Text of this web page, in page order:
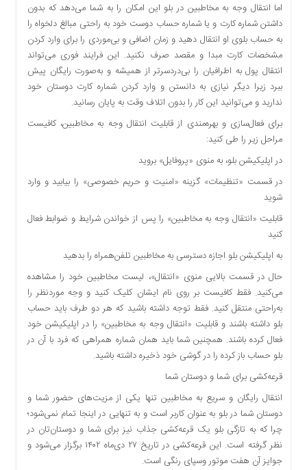
جامعه
گرایی
رسید
اخبار
سایت
اجتماعی
اقتصادی
فرهنگ
بین
الملل
یادداشت
چند
رسانه
یادداشت
اما انتقال وجه به مخاطبین در بلو این امکان را به شما می‌دهد که بدون
داشتن شماره‌ کارت و یا شماره حساب دوست خود به راحتی مبالغ دلخواه را
به حساب بلوی او انتقال دهید و زمان اضافی و بی‌موردی را برای وارد کردن
مشخصات کارت مبدا و مقصد صرف نکنید. این فرایند فوری می‌تواند
انتقال‌ پول به اطرافیان را بی‌دردسرتر از همیشه و به‌صورت رایگان پیش
ببرد زیرا دیگر نیازی به دانستن و وارد کردن شماره ‌کارت دوستان خود
ندارید و می‌توانید این کار را بدون اتلاف وقت به پایان رسانید.
برای فعال‌سازی و بهره‌مندی از قابلیت انتقال وجه به مخاطبین، کافیست
مراحل زیر را طی کنید:
در اپلیکیشن بلو، به منوی «پروفایل» بروید
در قسمت «تنظیمات» گزینه «امنیت و حریم خصوصی» را بیابید و وارد
شوید
قابلیت «انتقال وجه به مخاطبین» را پس از خواندن شرایط و ضوابط فعال
کنید
به اپلیکیشن بلو اجازه دسترسی به مخاطبین تلفن‌همراه را بدهید
حال در قسمت بالایی منوی «انتقال»، لیست مخاطبین خود را مشاهده
می‌کنید. فقط کافیست بر روی نام ایشان کلیک کنید و وجه موردنظر را
به‌راحتی منتقل کنید. فقط توجه داشته باشید که هر دو طرف باید حساب
بلو داشته باشند و قابلیت «انتقال وجه به مخاطبین» را در اپلیکیشن خود
فعال کرده باشند. همچنین شما باید همان شماره همراهی که فرد با آن در
بلو حساب باز کرده را در گوشی خود ذخیره داشته باشید.
قرعه‌کشی برای شما و دوستان شما
انتقال رایگان و سریع به مخاطبین تنها یکی از مزیت‌های حضور شما و
دوستان شما در بلو به عنوان کاربر است و به تنهایی در اینجا تمام نمی‌شود؛
چرا که به تازگی بلو یک قرعه‌کشی جذاب نیز برای شما و دوستان‌تان در
نظر گرفته است. این قرعه‌کشی در تاریخ ۲۷ دی‌ماه ۱۴۰۲ برگزار می‌شود و
جوایز آن هفت موتور وسپای رنگی است.